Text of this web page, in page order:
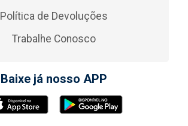
Política de Devoluções
Trabalhe Conosco
Baixe já nosso APP